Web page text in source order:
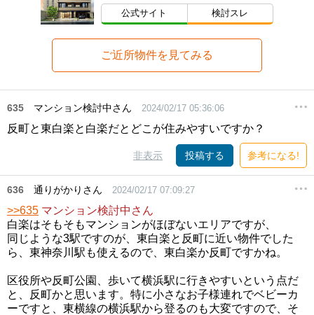
公式サイト 検討スレ
ご近所物件を見てみる
635 マンション検討中さん 2024/02/17 05:36:06
反町と東白楽と白楽だとどこが住みやすいですか？
非表示 投稿する 参考になる!
636 通りがかりさん 2024/02/17 07:09:27
>>635 マンション検討中さん
白楽はそもそもマンションがほぼないエリアですが、
同じような3駅ですのが、東白楽と反町に近い物件でした
ら、東神奈川駅も使えるので、東白楽か反町ですかね。
区役所や反町公園、歩いて横浜駅に行きやすいという点だ
と、反町かと思います。特に小さなお子様連れでベビーカ
ーですと、東横線の横浜駅から登るのも大変ですので、そ